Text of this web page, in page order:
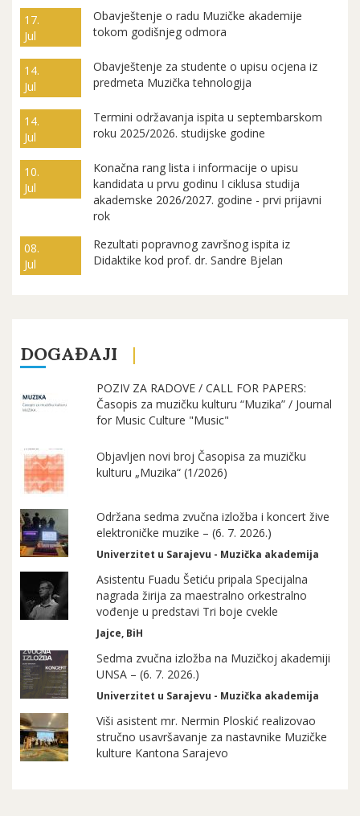
17.
Jul
Obavještenje o radu Muzičke akademije
tokom godišnjeg odmora
14.
Jul
Obavještenje za studente o upisu ocjena iz
predmeta Muzička tehnologija
14.
Jul
Termini održavanja ispita u septembarskom
roku 2025/2026. studijske godine
10.
Jul
Konačna rang lista i informacije o upisu
kandidata u prvu godinu I ciklusa studija
akademske 2026/2027. godine - prvi prijavni
rok
08.
Jul
Rezultati popravnog završnog ispita iz
Didaktike kod prof. dr. Sandre Bjelan
DOGAĐAJI
POZIV ZA RADOVE / CALL FOR PAPERS:
Časopis za muzičku kulturu “Muzika” / Journal
for Music Culture "Music"
Objavljen novi broj Časopisa za muzičku
kulturu „Muzika“ (1/2026)
Održana sedma zvučna izložba i koncert žive
elektroničke muzike – (6. 7. 2026.)
Univerzitet u Sarajevu - Muzička akademija
Asistentu Fuadu Šetiću pripala Specijalna
nagrada žirija za maestralno orkestralno
vođenje u predstavi Tri boje cvekle
Jajce, BiH
Sedma zvučna izložba na Muzičkoj akademiji
UNSA – (6. 7. 2026.)
Univerzitet u Sarajevu - Muzička akademija
Viši asistent mr. Nermin Ploskić realizovao
stručno usavršavanje za nastavnike Muzičke
kulture Kantona Sarajevo